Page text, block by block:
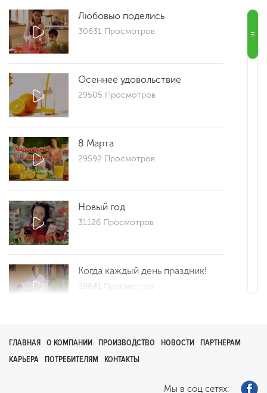
Любовью поделись
30631 Просмотров
Осеннее удовольствие
29505 Просмотров
8 Марта
29592 Просмотров
Новый год
31126 Просмотров
Когда каждый день праздник!
29641 Просмотров
29691 Просмотров
ГЛАВНАЯ О КОМПАНИИ ПРОИЗВОДСТВО НОВОСТИ
ПАРТНЕРАМ
КАРЬЕРА
ПОТРЕБИТЕЛЯМ КОНТАКТЫ
Мы в соц сетях: